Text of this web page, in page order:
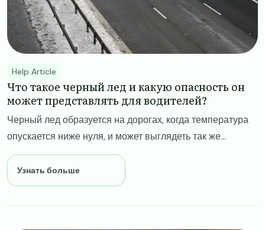
Help Article
Что такое черный лед и какую опасность он
может представлять для водителей?
Черный лед образуется на дорогах, когда температура
опускается ниже нуля, и может выглядеть так же...
Узнать больше